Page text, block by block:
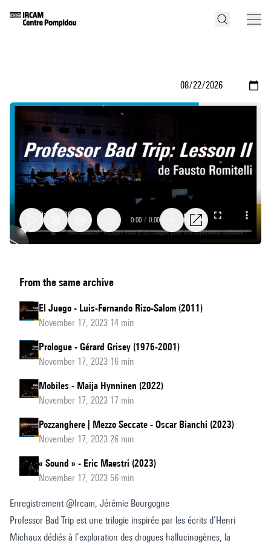
Bad
Trip:
Lesson
0:00 / 0:00
From the same archive
El Juego - Luis-Fernando Rizo-Salom (2011)
November 17, 2023 14 min
Prologue - Gérard Grisey (1976-2001)
November 17, 2023 16 min
Mobiles - Maija Hynninen (2022)
November 17, 2023 17 min
Pozzanghere | Mezzo Seccate - Oscar Bianchi (2023)
November 17, 2023 26 min
« Sound » - Eric Maestri (2023)
November 17, 2023 56 min
Enregistrement @Ircam, Jérémie Bourgogne
Professor Bad Trip est une trilogie inspirée par les écrits d’Henri
Michaux dédiés à l’exploration des drogues hallucinogènes, la